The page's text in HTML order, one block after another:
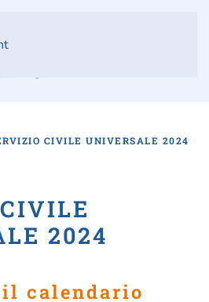
CIVILE UNIVERSALE 2024
2024